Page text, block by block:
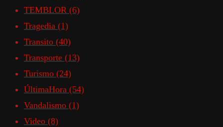
TEMBLOR (6)
Tragedia (1)
Transito (40)
Transporte (13)
Turismo (24)
ÚltimaHora (54)
Vandalismo (1)
Video (8)